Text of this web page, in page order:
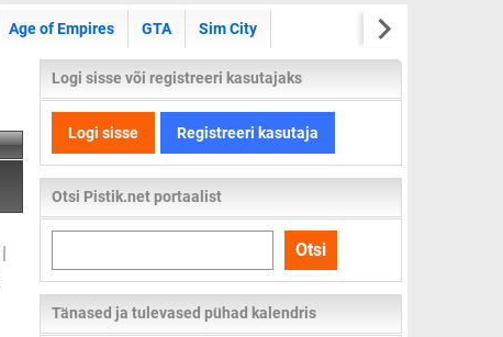
Age of Empires GTA Sim City
|
Logi sisse või registreeri kasutajaks
Logi sisse Registreeri kasutaja
Otsi Pistik.net portaalist
kogu
lehelt
Otsi
Tänased ja tulevased pühad kalendris